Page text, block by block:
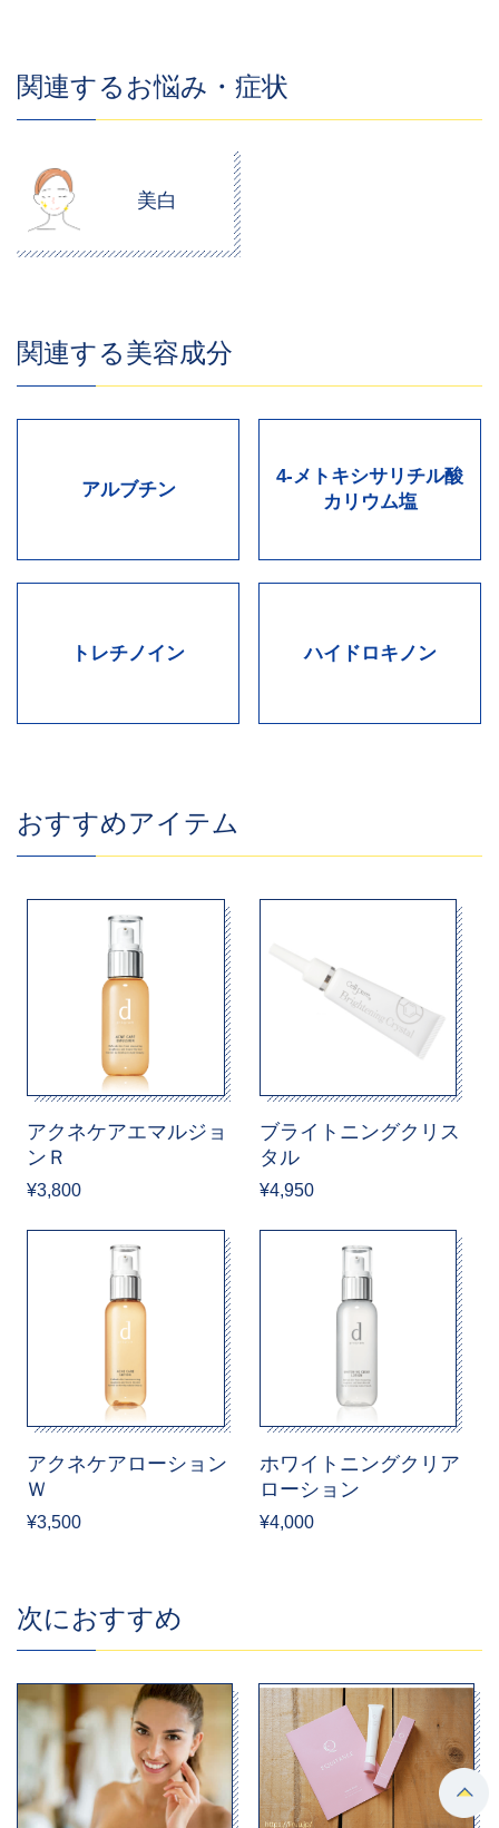
関連するお悩み・症状
美白
関連する美容成分
アルブチン
4-メトキシサリチル酸
カリウム塩
トレチノイン ハイドロキノン
おすすめアイテム
アクネケアエマルジョ
ンＲ
¥3,800
ブライトニングクリス
タル
¥4,950
アクネケアローション
Ｗ
¥3,500
ホワイトニングクリア
ローション
¥4,000
次におすすめ